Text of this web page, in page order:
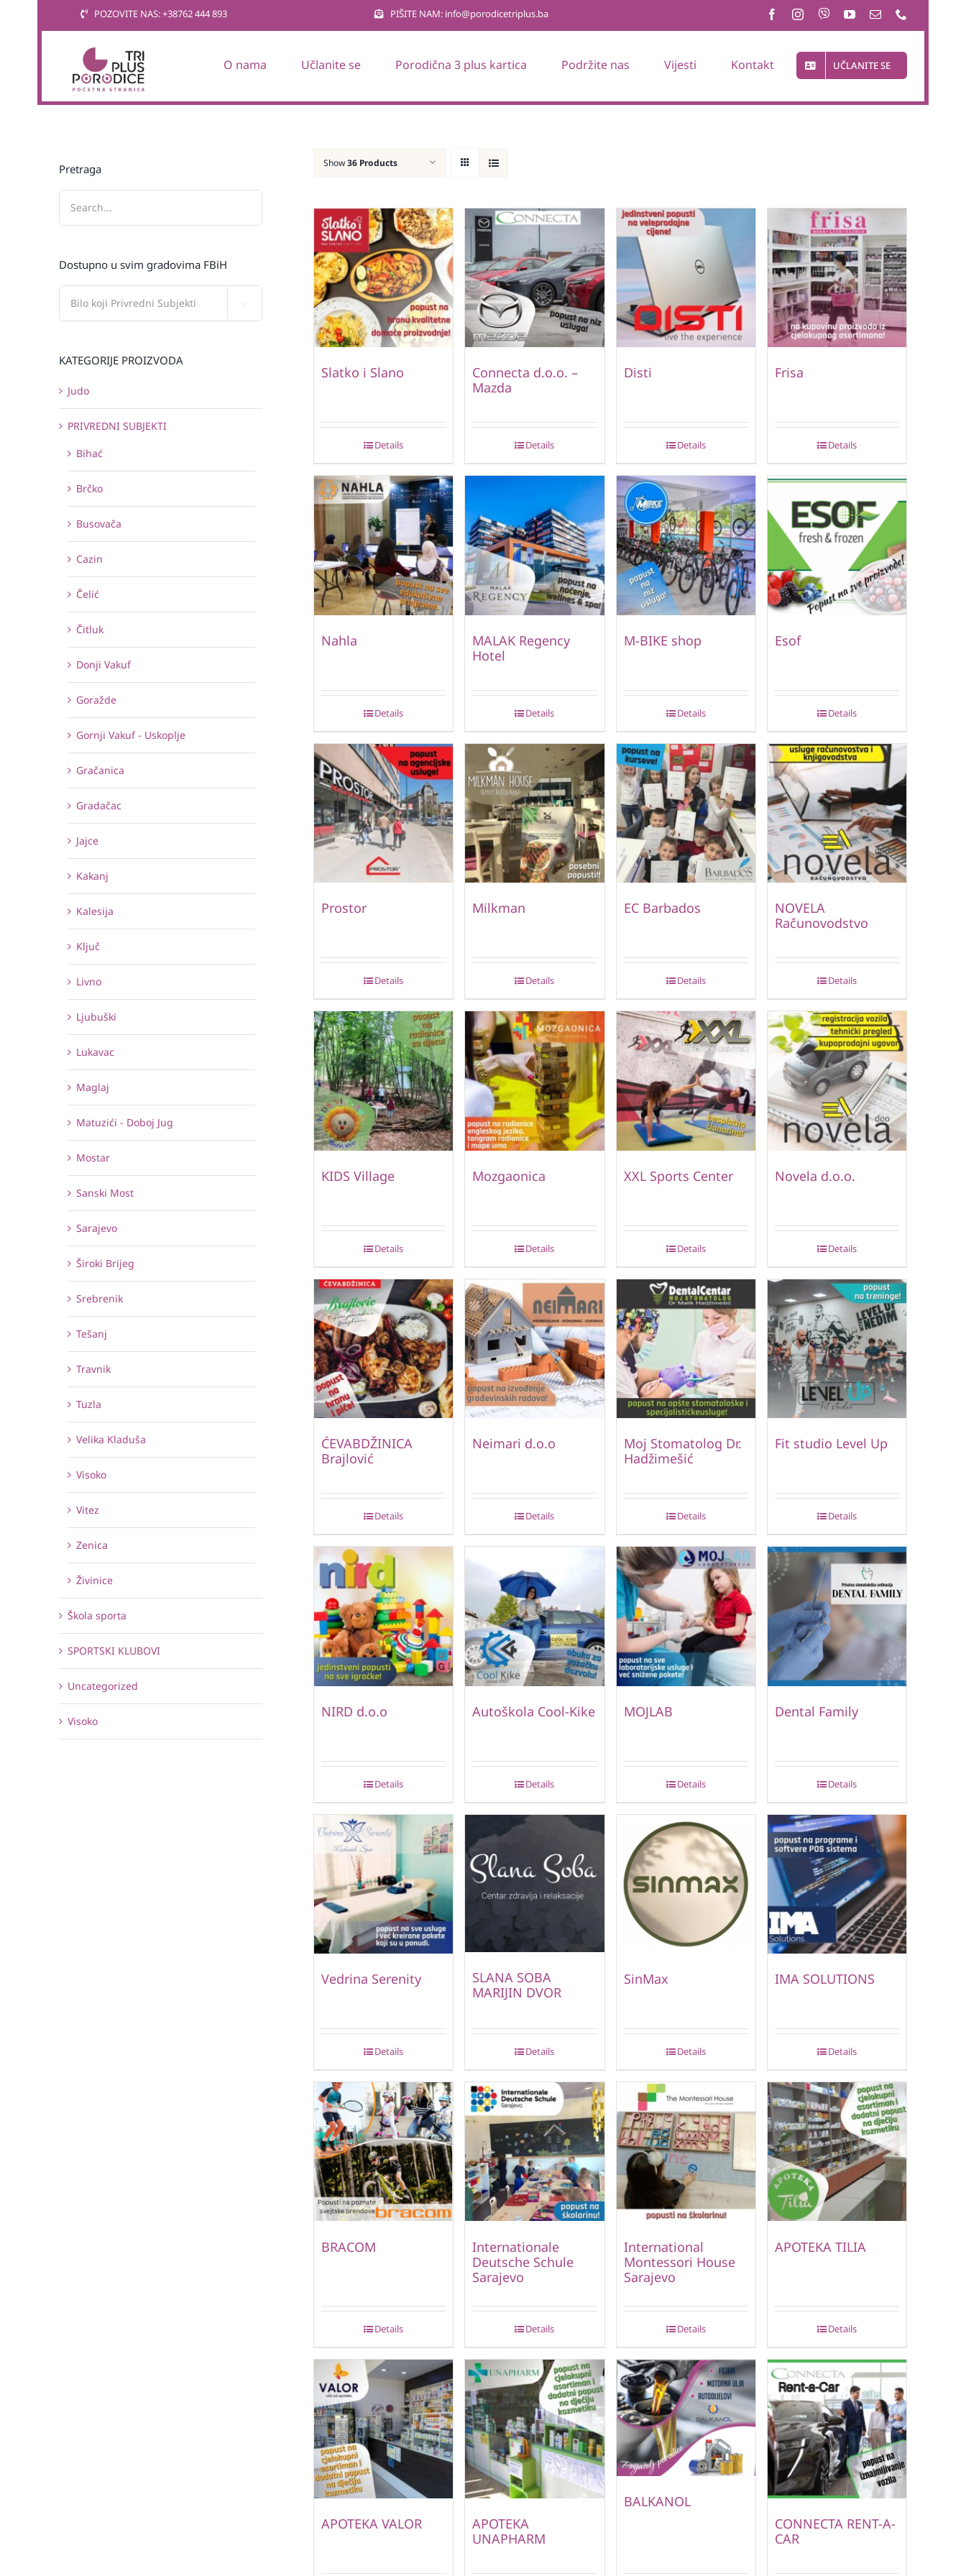
POZOVITE NAS: +38762 444 893 PIŠITE NAM: info@porodicetriplus.ba
O nama Učlanite se Porodična 3 plus kartica Podržite nas Vijesti Kontakt UČLANITE SE
Show36 Products
Slatko i Slano
Details
Connecta d.o.o. –
Mazda
Details
Disti
Details
Frisa
Details
Nahla
Details
MALAK Regency
Hotel
Details
M-BIKE shop
Details
Esof
Details
Prostor
Details
Milkman
Details
EC Barbados
Details
NOVELA
Računovodstvo
Details
KIDS Village
Details
Mozgaonica
Details
XXL Sports Center
Details
Novela d.o.o.
Details
ĆEVABDŽINICA
Brajlović
Details
Neimari d.o.o
Details
Moj Stomatolog Dr.
Hadžimešić
Details
Fit studio Level Up
Details
NIRD d.o.o
Details
Autoškola Cool-Kike
Details
MOJLAB
Details
Dental Family
Details
Vedrina Serenity
Details
SLANA SOBA
MARIJIN DVOR
Details
SinMax
Details
IMA SOLUTIONS
Details
BRACOM
Details
Internationale
Deutsche Schule
Sarajevo
Details
International
Montessori House
Sarajevo
Details
APOTEKA TILIA
Details
APOTEKA VALOR
APOTEKA
UNAPHARM
BALKANOL
CONNECTA RENT-A-
CAR
Pretraga
Dostupno u svim gradovima FBiH
KATEGORIJE PROIZVODA
Judo
PRIVREDNI SUBJEKTI
Bihać
Brčko
Busovača
Cazin
Čelić
Čitluk
Donji Vakuf
Goražde
Gornji Vakuf - Uskoplje
Gračanica
Gradačac
Jajce
Kakanj
Kalesija
Ključ
Livno
Ljubuški
Lukavac
Maglaj
Matuzići - Doboj Jug
Mostar
Sanski Most
Sarajevo
Široki Brijeg
Srebrenik
Tešanj
Travnik
Tuzla
Velika Kladuša
Visoko
Vitez
Zenica
Živinice
Škola sporta
SPORTSKI KLUBOVI
Uncategorized
Visoko